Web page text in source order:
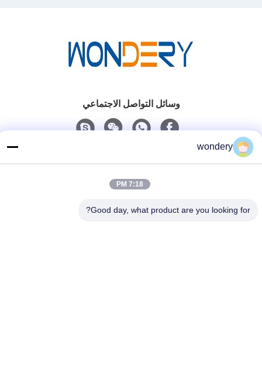
وسائل التواصل الاجتماعي
wondery
7:18 PM
Good day, what product are you looking for?